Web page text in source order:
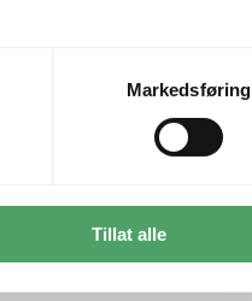
Markedsføring
Tillat alle